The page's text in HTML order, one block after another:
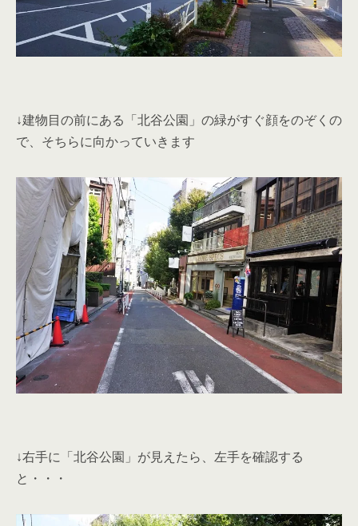
↓建物目の前にある「北谷公園」の緑がすぐ顔をのぞくの
で、そちらに向かっていきます
↓右手に「北谷公園」が見えたら、左手を確認する
と・・・